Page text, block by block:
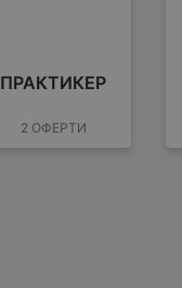
ПРАКТИКЕР
2 ОФЕРТИ